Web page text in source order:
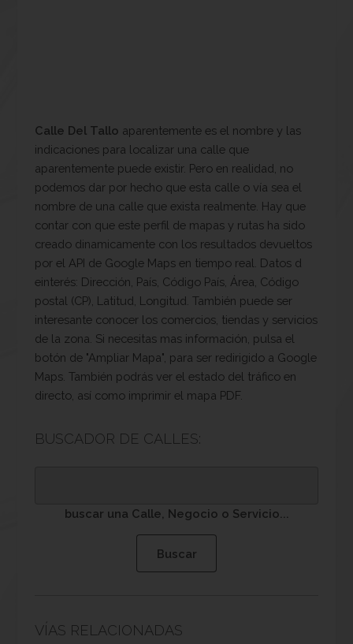
Calle Del Tallo aparentemente es el nombre y las
indicaciones para localizar una calle que
aparentemente puede existir. Pero en realidad, no
podemos dar por hecho que esta calle o vía sea el
nombre de una calle que exista realmente. Hay que
contar con que este perfil de mapas y rutas ha sido
creado dinamicamente con los resultados devueltos
por el API de Google Maps en tiempo real. Datos d
einterés: Dirección, País, Código País, Área, Código
postal (CP), Latitud, Longitud. También puede ser
interesante conocer los comercios, tiendas y servicios
de la zona. Si necesitas mas información, pulsa el
botón de "Ampliar Mapa", para ser redirigido a Google
Maps. También podrás ver el estado del tráfico en
directo, así como imprimir el mapa PDF.
BUSCADOR DE CALLES:
buscar una Calle, Negocio o Servicio...
VÍAS RELACIONADAS